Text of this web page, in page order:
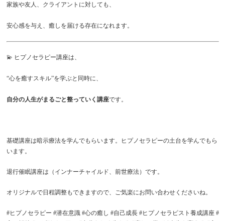
家族や友人、クライアントに対しても、
安心感を与え、癒しを届ける存在になれます。
💫 ヒプノセラピー講座は、
“心を癒すスキル”を学ぶと同時に、
自分の人生がまるごと整っていく講座です。
基礎講座は暗示療法を学んでもらいます。ヒプノセラピーの土台を学んでもら
います。
退行催眠講座は（インナーチャイルド、前世療法）です。
オリジナルで日程調整もできますので、ご気楽にお問い合わせくださいね。
#ヒプノセラピー #潜在意識 #心の癒し #自己成長 #ヒプノセラピスト養成講座 #